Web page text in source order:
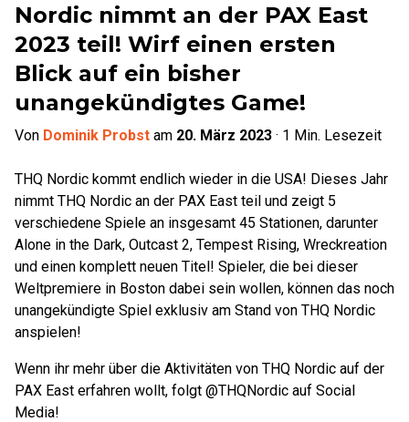
Nordic nimmt an der PAX East
2023 teil! Wirf einen ersten
Blick auf ein bisher
unangekündigtes Game!
Von Dominik Probst am 20. März 2023 · 1 Min. Lesezeit
THQ Nordic kommt endlich wieder in die USA! Dieses Jahr
nimmt THQ Nordic an der PAX East teil und zeigt 5
verschiedene Spiele an insgesamt 45 Stationen, darunter
Alone in the Dark, Outcast 2, Tempest Rising, Wreckreation
und einen komplett neuen Titel! Spieler, die bei dieser
Weltpremiere in Boston dabei sein wollen, können das noch
unangekündigte Spiel exklusiv am Stand von THQ Nordic
anspielen!
Wenn ihr mehr über die Aktivitäten von THQ Nordic auf der
PAX East erfahren wollt, folgt @THQNordic auf Social
Media!